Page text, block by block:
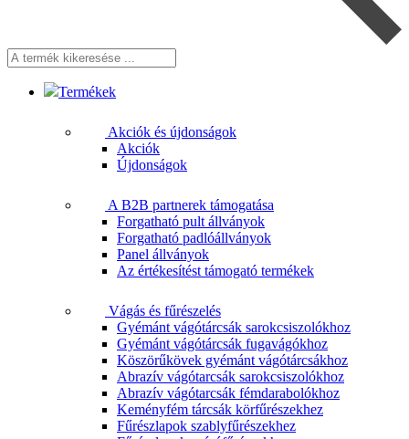
A
termék
kikereséseTermékek
Akciók és újdonságok
Akciók
Újdonságok
A B2B partnerek támogatása
Forgatható pult állványok
Forgatható padlóállványok
Panel állványok
Az értékesítést támogató termékek
Vágás és fűrészelés
Gyémánt vágótárcsák sarokcsiszolókhoz
Gyémánt vágótárcsák fugavágókhoz
Köszörűkövek gyémánt vágótárcsákhoz
Abrazív vágótarcsák sarokcsiszolókhoz
Abrazív vágótarcsák fémdarabolókhoz
Keményfém tárcsák körfűrészekhez
Fűrészlapok szablyfűrészekhez